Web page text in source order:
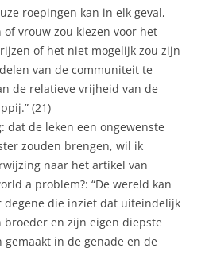
roepingen kan in elk geval,
vrouw zou kiezen voor het
of het niet mogelijk zou zijn
van de communiteit te
de relatieve vrijheid van de
(21)
dat de leken een ongewenste
zouden brengen, wil ik
naar het artikel van
a problem?: “De wereld kan
degene die inziet dat uiteindelijk
en zijn eigen diepste
in de genade en de